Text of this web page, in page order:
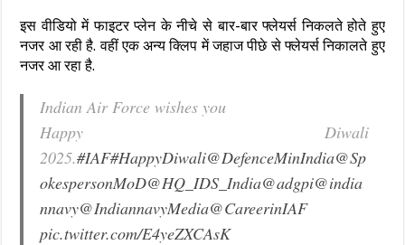
इस वीडियो में फाइटर प्लेन के नीचे से बार-बार फ्लेयर्स निकलते होते हुए
नजर आ रही है. वहीं एक अन्य क्लिप में जहाज पीछे से फ्लेयर्स निकालते हुए
नजर आ रहा है.
Indian Air Force wishes you
Happy Diwali
2025.#IAF#HappyDiwali@DefenceMinIndia@Sp
okespersonMoD@HQ_IDS_India@adgpi@india
nnavy@IndiannavyMedia@CareerinIAF
pic.twitter.com/E4yeZXCAsK